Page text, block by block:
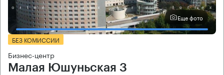
Еще фото
БЕЗ КОМИССИИ
Бизнес-центр
Малая Юшуньская 3